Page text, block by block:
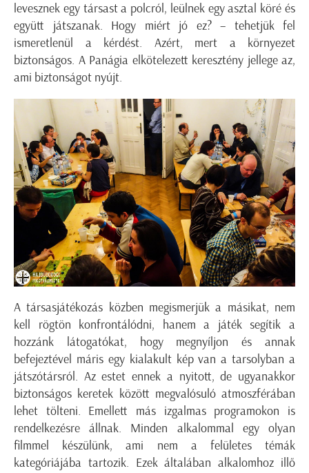
levesznek egy társast a polcról, leülnek egy asztal köré és
együtt játszanak. Hogy miért jó ez? – tehetjük fel
ismeretlenül a kérdést. Azért, mert a környezet
biztonságos. A Panágia elkötelezett keresztény jellege az,
ami biztonságot nyújt.
A társasjátékozás közben megismerjük a másikat, nem
kell rögtön konfrontálódni, hanem a játék segítik a
hozzánk látogatókat, hogy megnyíljon és annak
befejeztével máris egy kialakult kép van a tarsolyban a
játszótársról. Az estet ennek a nyitott, de ugyanakkor
biztonságos keretek között megvalósuló atmoszférában
lehet tölteni. Emellett más izgalmas programokon is
rendelkezésre állnak. Minden alkalommal egy olyan
filmmel készülünk, ami nem a felületes témák
kategóriájába tartozik. Ezek általában alkalomhoz illő